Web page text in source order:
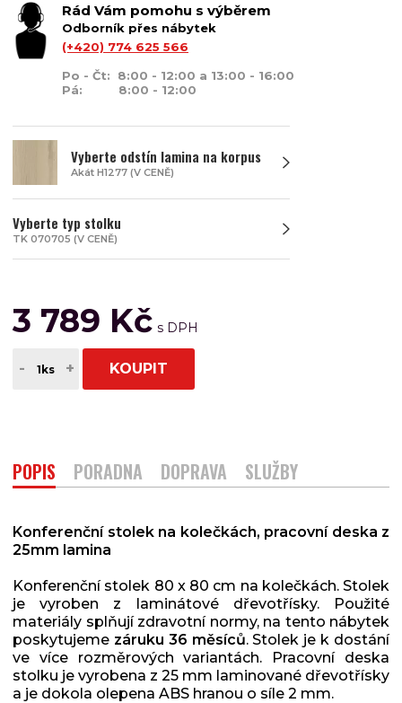
Rád Vám pomohu s výběrem
Odborník přes nábytek
(+420) 774 625 566
Po - Čt: 8:00 - 12:00 a 13:00 - 16:00
Pá: 8:00 - 12:00
Vyberte odstín lamina na korpus
Akát H1277 (V CENĚ)
Vyberte typ stolku
TK 070705 (V CENĚ)
3 789 Kč
- + KOUPIT
POPIS PORADNA DOPRAVA SLUŽBY
Konferenční stolek na kolečkách, pracovní deska z
25mm lamina
Konferenční stolek 80 x 80 cm na kolečkách. Stolek
je vyroben z laminátové dřevotřísky. Použité
materiály splňují zdravotní normy, na tento nábytek
poskytujeme záruku 36 měsíců. Stolek je k dostání
ve více rozměrových variantách. Pracovní deska
stolku je vyrobena z 25 mm laminované dřevotřísky
a je dokola olepena ABS hranou o síle 2 mm.